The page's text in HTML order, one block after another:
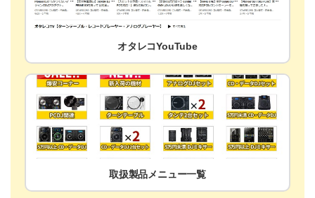
オタレコYouTube
取扱製品メニュー一覧